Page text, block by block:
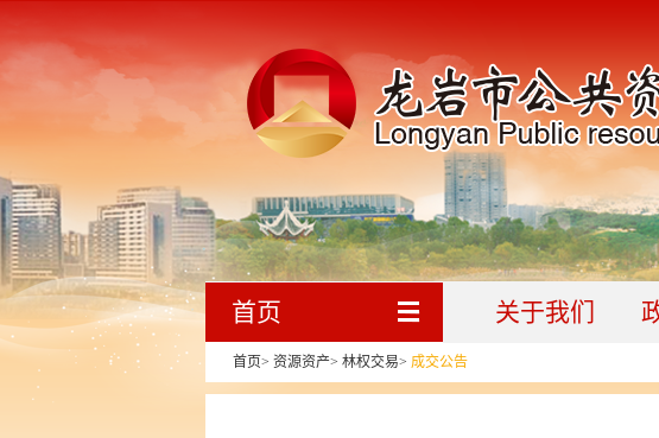
首页 关于我们
首页> 资源资产> 林权交易> 成交公告